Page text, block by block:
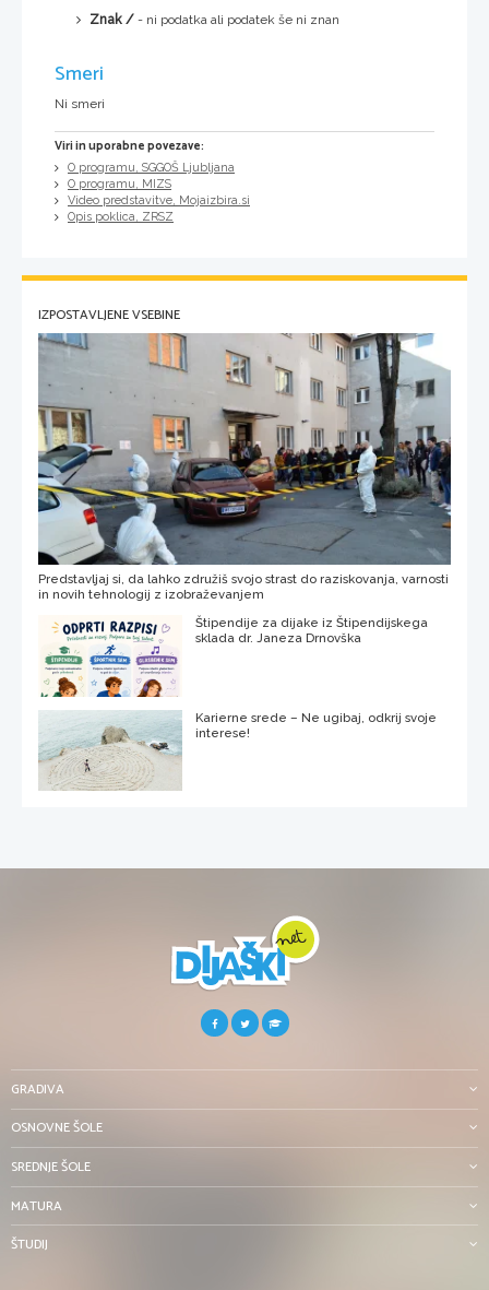
Znak / - ni podatka ali podatek še ni znan
Smeri
Ni smeri
Viri in uporabne povezave:
O programu, SGGOŠ Ljubljana
O programu, MIZS
Video predstavitve, Mojaizbira.si
Opis poklica, ZRSZ
IZPOSTAVLJENE VSEBINE
Predstavljaj si, da lahko združiš svojo strast do raziskovanja, varnosti
in novih tehnologij z izobraževanjem
Štipendije za dijake iz Štipendijskega
sklada dr. Janeza Drnovška
Karierne srede – Ne ugibaj, odkrij svoje
interese!
GRADIVA
OSNOVNE ŠOLE
SREDNJE ŠOLE
MATURA
ŠTUDIJ